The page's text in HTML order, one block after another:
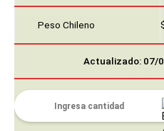
Peso Chileno
Actualizado: 07/